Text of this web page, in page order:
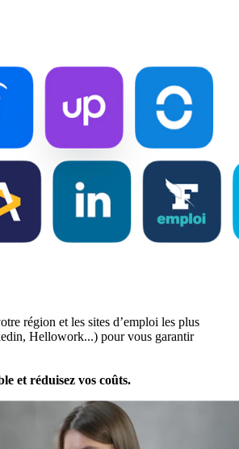
région et les sites d’emploi les plus
Hellowork...) pour vous garantir
et réduisez vos coûts.